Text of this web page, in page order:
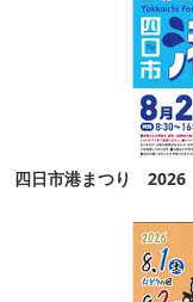
四日市港まつり 2026